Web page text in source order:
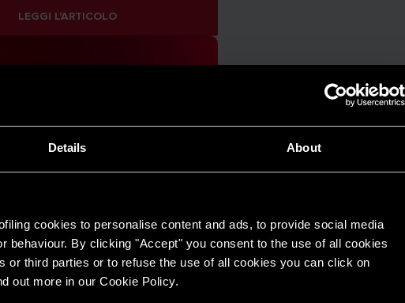
Details About
cookies to personalise content and ads, to provide social media
behaviour. By clicking "Accept" you consent to the use of all cookies
or third parties or to refuse the use of all cookies you can click on
out more in our Cookie Policy.
LEGGI L'ARTICOLO